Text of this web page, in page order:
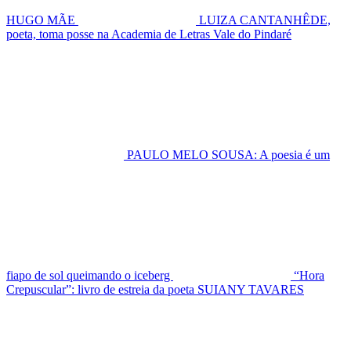
HUGO MÃE
LUIZA CANTANHÊDE,
poeta, toma posse na Academia de Letras Vale do Pindaré
PAULO MELO SOUSA: A poesia é um
fiapo de sol queimando o iceberg
“Hora
Crepuscular”: livro de estreia da poeta SUIANY TAVARES